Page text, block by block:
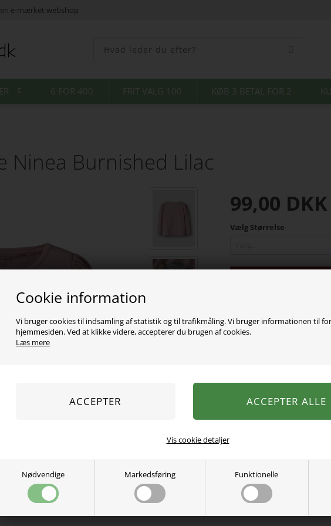
Cookie information
Vi bruger cookies til indsamling af statistik og til trafikmåling. Vi bruger informationen til
hjemmesiden. Ved at klikke videre, accepterer du brugen af cookies.
Læs mere
Nødvendige Markedsføring Funktionelle
Vis cookie detaljer
e-mærket webshop
6 FOR 400 FRIT VALG 100 KØB 3 BETAL FOR 2
Ninea Burnished Lilac
99,00 DKK
Vælg Størrelse
Super sød bluse fra
lavet i en blød og lækker
95% Økologisk bomuld, 5%